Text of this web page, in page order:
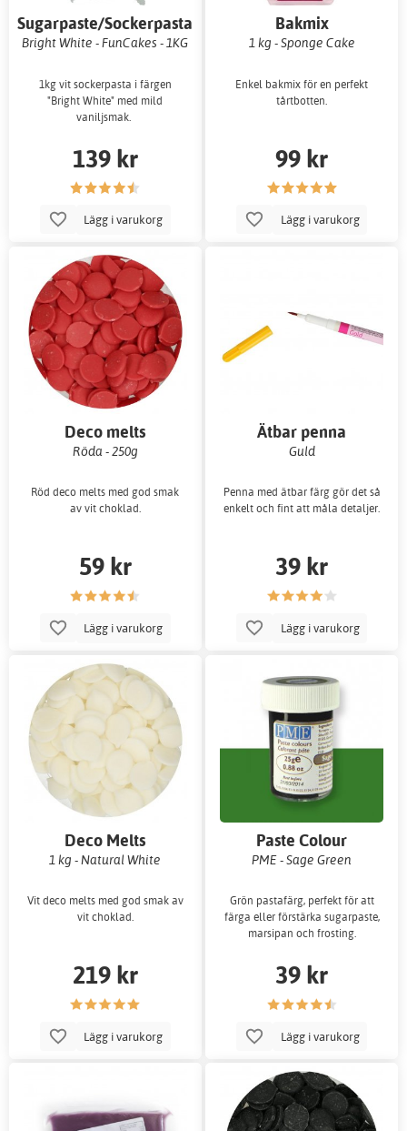
Sugarpaste/Sockerpasta
Bright White - FunCakes - 1KG
1kg vit sockerpasta i färgen
"Bright White" med mild
vaniljsmak.
139 kr
Lägg i varukorg
Bakmix
1 kg - Sponge Cake
Enkel bakmix för en perfekt
tårtbotten.
99 kr
Lägg i varukorg
Deco melts
Röda - 250g
Röd deco melts med god smak
av vit choklad.
59 kr
Lägg i varukorg
Ätbar penna
Guld
Penna med ätbar färg gör det så
enkelt och fint att måla detaljer.
39 kr
Lägg i varukorg
Deco Melts
1 kg - Natural White
Vit deco melts med god smak av
vit choklad.
219 kr
Lägg i varukorg
Paste Colour
PME - Sage Green
Grön pastafärg, perfekt för att
färga eller förstärka sugarpaste,
marsipan och frosting.
39 kr
Lägg i varukorg